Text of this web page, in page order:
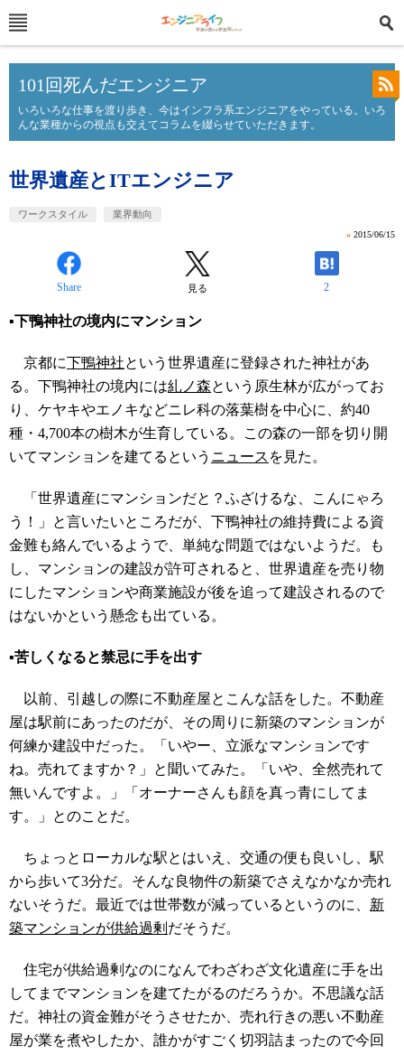
101回死んだエンジニア
いろいろな仕事を渡り歩き、今はインフラ系エンジニアをやっている。いろ
んな業種からの視点も交えてコラムを綴らせていただきます。
世界遺産とITエンジニア
ワークスタイル 業界動向
» 2015/06/15
Share 見る 2
▪️下鴨神社の境内にマンション
京都に下鴨神社という世界遺産に登録された神社があ
る。下鴨神社の境内には糺ノ森という原生林が広がってお
り、ケヤキやエノキなどニレ科の落葉樹を中心に、約40
種・4,700本の樹木が生育している。この森の一部を切り開
いてマンションを建てるという ニュース を見た。
「世界遺産にマンションだと？ふざけるな、こんにゃろ
う！」と言いたいところだが、下鴨神社の維持費による資
金難も絡んでいるようで、単純な問題ではないようだ。も
し、マンションの建設が許可されると、世界遺産を売り物
にしたマンションや商業施設が後を追って建設されるので
はないかという懸念も出ている。
▪️苦しくなると禁忌に手を出す
以前、引越しの際に不動産屋とこんな話をした。不動産
屋は駅前にあったのだが、その周りに新築のマンションが
何練か建設中だった。「いやー、立派なマンションです
ね。売れてますか？」と聞いてみた。「いや、全然売れて
無いんですよ。」「オーナーさんも顔を真っ青にしてま
す。」とのことだ。
ちょっとローカルな駅とはいえ、交通の便も良いし、駅
から歩いて3分だ。そんな良物件の新築でさえなかなか売れ
ないそうだ。最近では世帯数が減っているというのに、 新
築マンションが供給過剰 だそうだ。
住宅が供給過剰なのになんでわざわざ文化遺産に手を出
してまでマンションを建てたがるのだろうか。不思議な話
だ。神社の資金難がそうさせたか、売れ行きの悪い不動産
屋が業を煮やしたか、誰かがすごく切羽詰まったので今回